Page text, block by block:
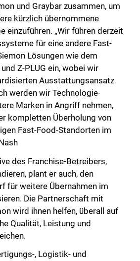
und Graybar zusammen, um
kürzlich übernommene
einzuführen. „Wir führen derzeit
für eine andere Fast-
Lösungen wie dem
Z-PLUG ein, wobei wir
Ausstattungsansatz
werden wir Technologie-
Marken in Angriff nehmen,
kompletten Überholung von
Fast-Food-Standorten im
des Franchise-Betreibers,
plant er auch, den
für weitere Übernahmen im
Die Partnerschaft mit
wird ihnen helfen, überall auf
Qualität, Leistung und
, Logistik- und